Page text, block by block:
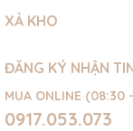
XẢ KHO
ĐĂNG KÝ NHẬN
MUA ONLINE (08:30
0917.053.073